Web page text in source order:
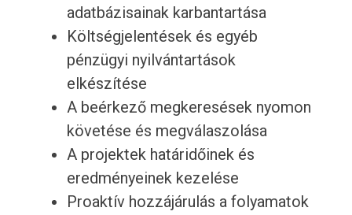
adatbázisainak karbantartása
Költségjelentések és egyéb
pénzügyi nyilvántartások
elkészítése
A beérkező megkeresések nyomon
követése és megválaszolása
A projektek határidőinek és
eredményeinek kezelése
Proaktív hozzájárulás a folyamatok